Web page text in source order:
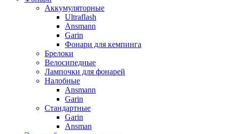
Аккумуляторные
Ultraflash
Ansmann
Garin
Фонари для кемпинга
Брелоки
Велосипедные
Лампочки для фонарей
Налобные
Ansmann
Garin
Стандартные
Garin
Ansman